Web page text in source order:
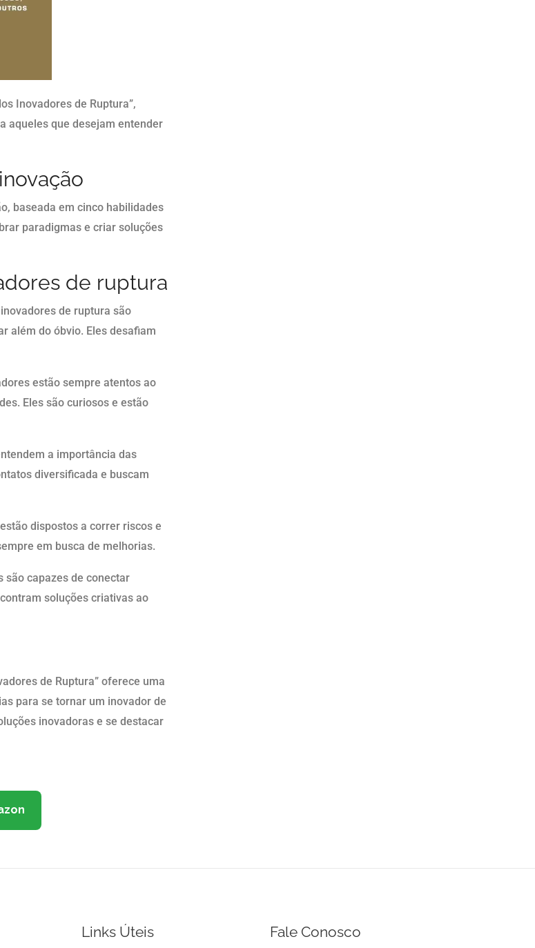
Inovadores de Ruptura”,
aqueles que desejam entender
baseada em cinco habilidades
paradigmas e criar soluções
de ruptura
de ruptura são
além do óbvio. Eles desafiam
estão sempre atentos ao
Eles são curiosos e estão
a importância das
diversificada e buscam
dispostos a correr riscos e
em busca de melhorias.
são capazes de conectar
soluções criativas ao
de Ruptura” oferece uma
para se tornar um inovador de
inovadoras e se destacar
Links Úteis Fale Conosco